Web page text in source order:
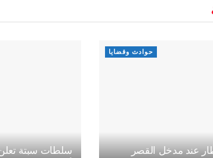
حوادث وقضايا
عند مدخل القصر